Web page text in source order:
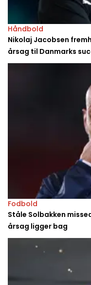
Håndbold
Nikolaj Jacobsen
årsag til Danmarks
Fodbold
Ståle Solbakken
årsag ligger bag